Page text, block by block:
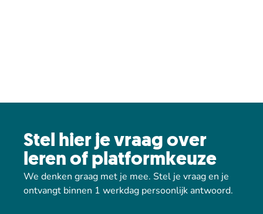
Stel hier je vraag over
leren of platformkeuze
We denken graag met je mee. Stel je vraag en je
ontvangt binnen 1 werkdag persoonlijk antwoord.